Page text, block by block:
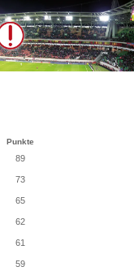
Punkte
89
73
65
62
61
59